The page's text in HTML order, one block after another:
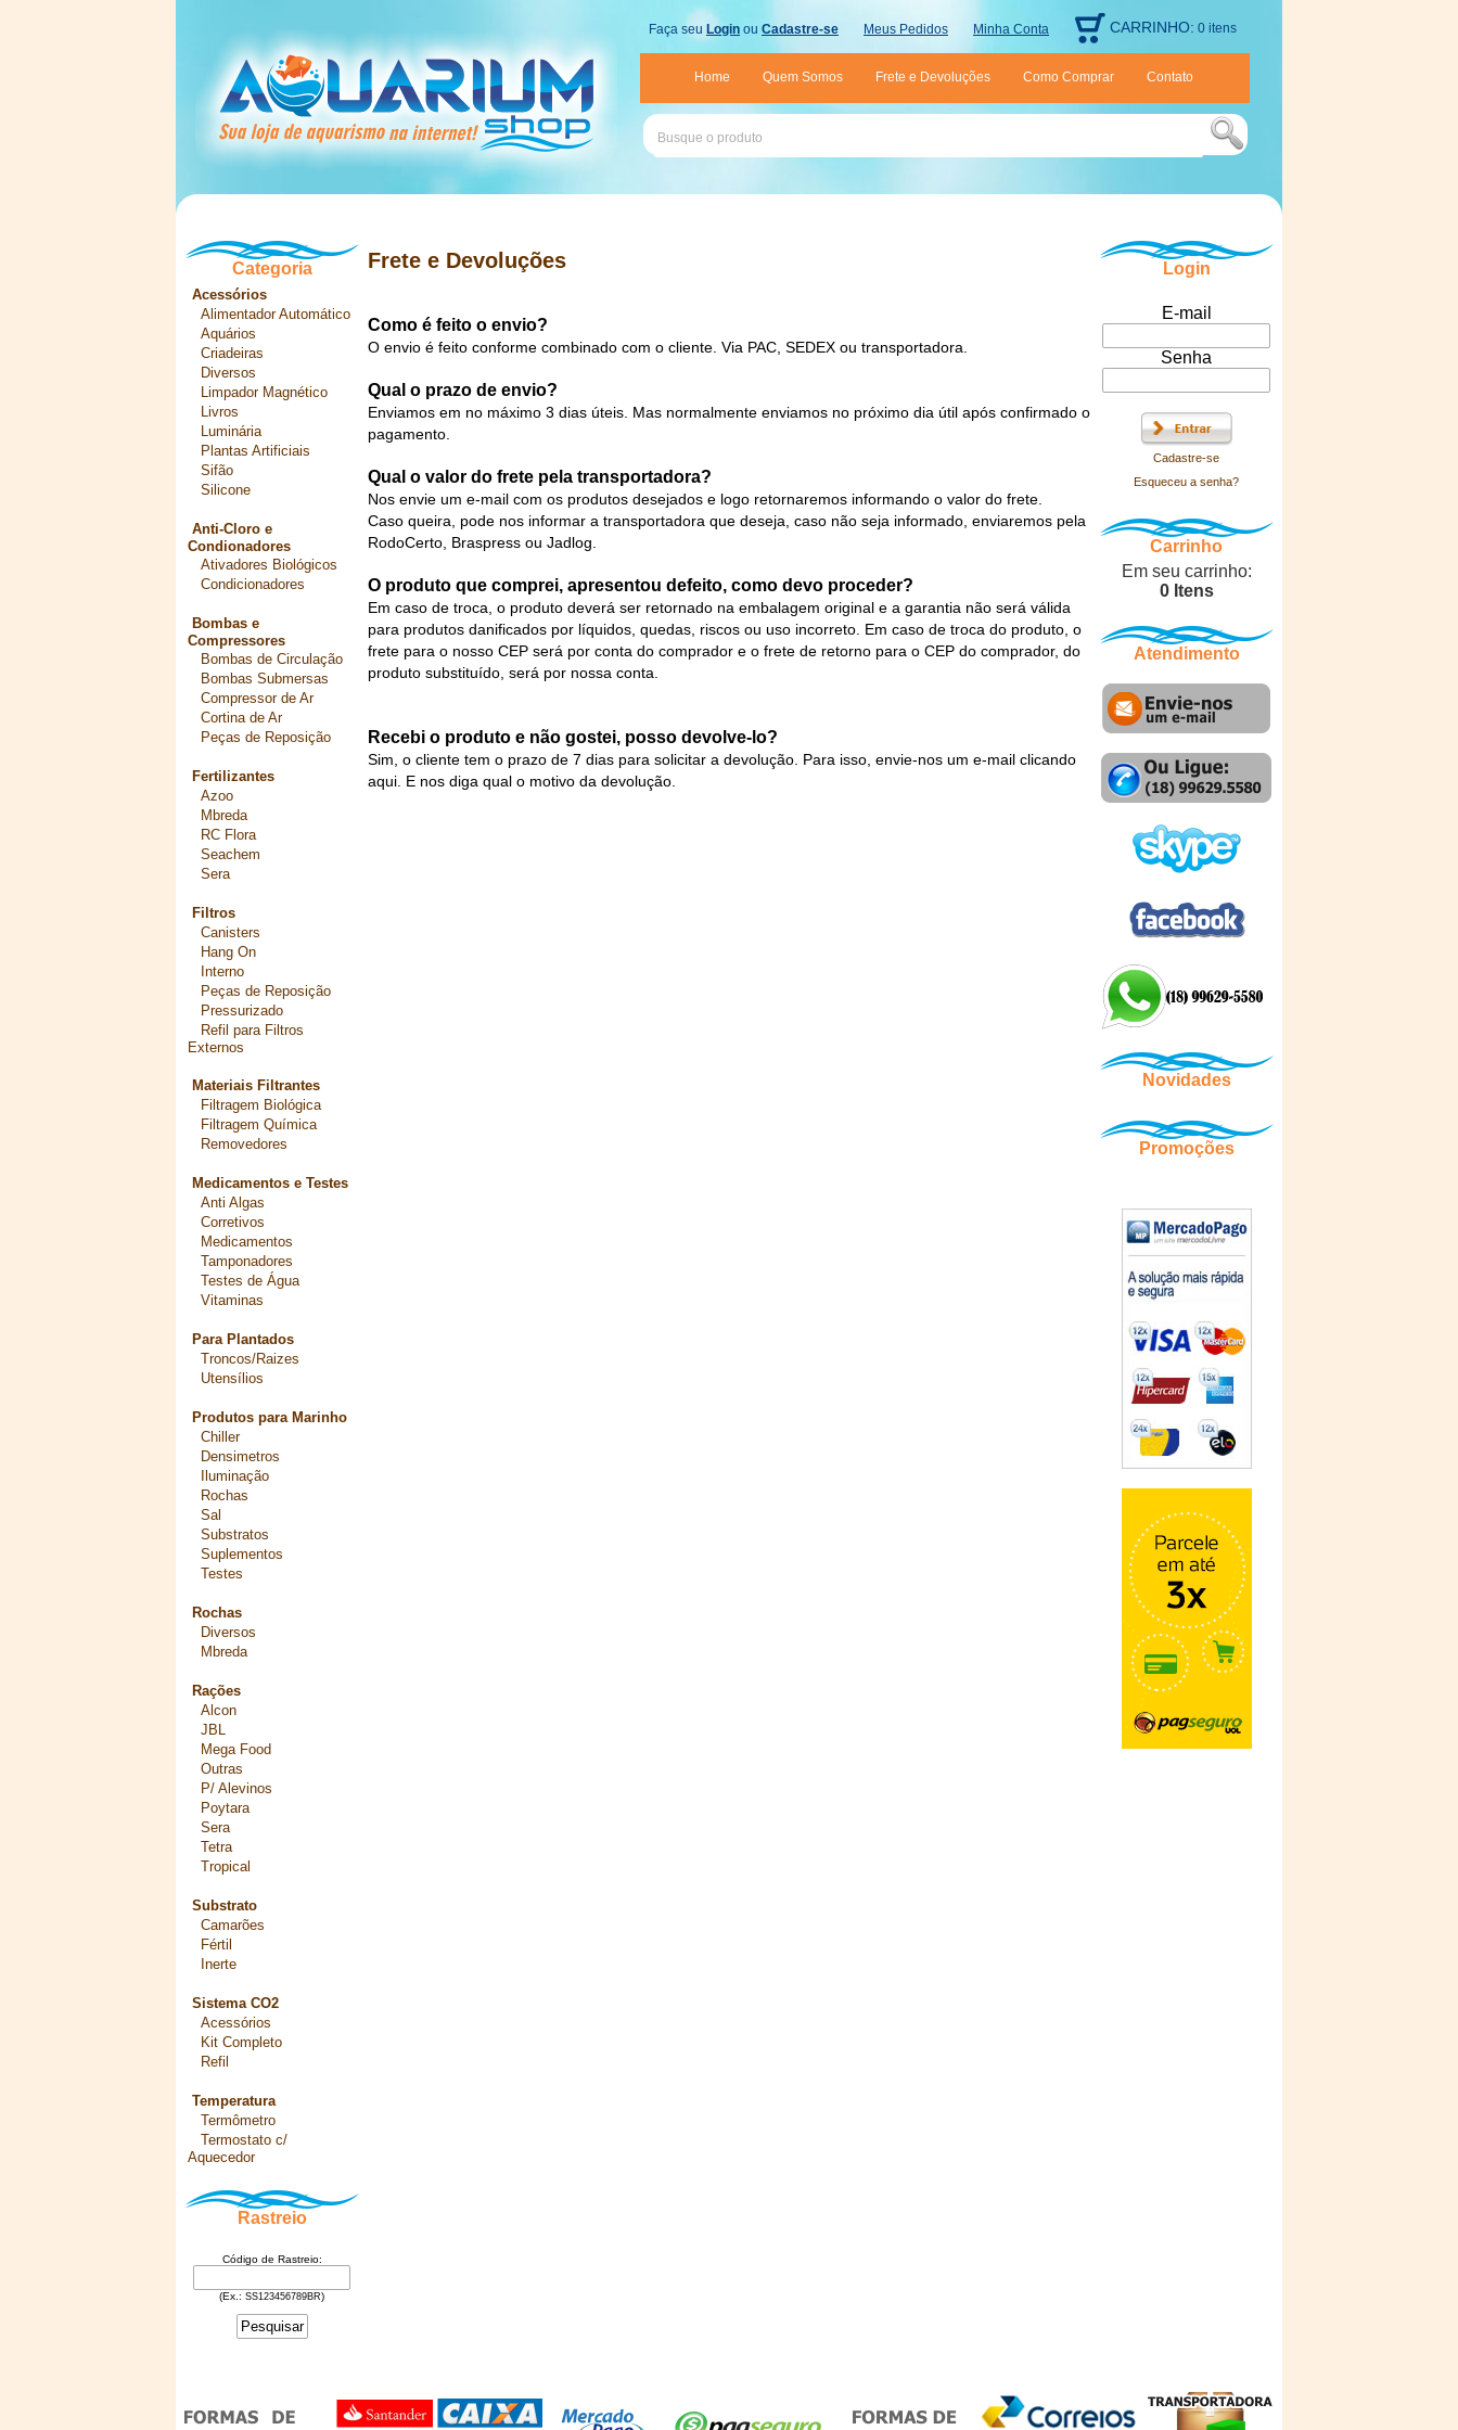
Faça seu Login ou Cadastre-se Meus Pedidos Minha Conta CARRINHO: 0 itens
Home Quem Somos Frete e Devoluções Como Comprar Contato
Categoria
Acessórios
Alimentador Automático
Aquários
Criadeiras
Diversos
Limpador Magnético
Livros
Luminária
Plantas Artificiais
Sifão
Silicone
Anti-Cloro e
Condionadores
Ativadores Biológicos
Condicionadores
Bombas e
Compressores
Bombas de Circulação
Bombas Submersas
Compressor de Ar
Cortina de Ar
Peças de Reposição
Fertilizantes
Azoo
Mbreda
RC Flora
Seachem
Sera
Filtros
Canisters
Hang On
Interno
Peças de Reposição
Pressurizado
Refil para Filtros
Externos
Materiais Filtrantes
Filtragem Biológica
Filtragem Química
Removedores
Medicamentos e Testes
Anti Algas
Corretivos
Medicamentos
Tamponadores
Testes de Água
Vitaminas
Para Plantados
Troncos/Raizes
Utensílios
Produtos para Marinho
Chiller
Densimetros
Iluminação
Rochas
Sal
Substratos
Suplementos
Testes
Rochas
Diversos
Mbreda
Rações
Alcon
JBL
Mega Food
Outras
P/ Alevinos
Poytara
Sera
Tetra
Tropical
Substrato
Camarões
Fértil
Inerte
Sistema CO2
Acessórios
Kit Completo
Refil
Temperatura
Termômetro
Termostato c/
Aquecedor
Rastreio
Código de Rastreio:
(Ex.: SS123456789BR)
Frete e Devoluções
Como é feito o envio?
O envio é feito conforme combinado com o cliente. Via PAC, SEDEX ou transportadora.
Qual o prazo de envio?
Enviamos em no máximo 3 dias úteis. Mas normalmente enviamos no próximo dia útil após confirmado o
pagamento.
Qual o valor do frete pela transportadora?
Nos envie um e-mail com os produtos desejados e logo retornaremos informando o valor do frete.
Caso queira, pode nos informar a transportadora que deseja, caso não seja informado, enviaremos pela
RodoCerto, Braspress ou Jadlog.
O produto que comprei, apresentou defeito, como devo proceder?
Em caso de troca, o produto deverá ser retornado na embalagem original e a garantia não será válida
para produtos danificados por líquidos, quedas, riscos ou uso incorreto. Em caso de troca do produto, o
frete para o nosso CEP será por conta do comprador e o frete de retorno para o CEP do comprador, do
produto substituído, será por nossa conta.
Recebi o produto e não gostei, posso devolve-lo?
Sim, o cliente tem o prazo de 7 dias para solicitar a devolução. Para isso, envie-nos um e-mail clicando
aqui . E nos diga qual o motivo da devolução.
Login
E-mail
Senha
Cadastre-se
Esqueceu a senha?
Carrinho
Em seu carrinho:
0 Itens
Atendimento
Novidades
Promoções